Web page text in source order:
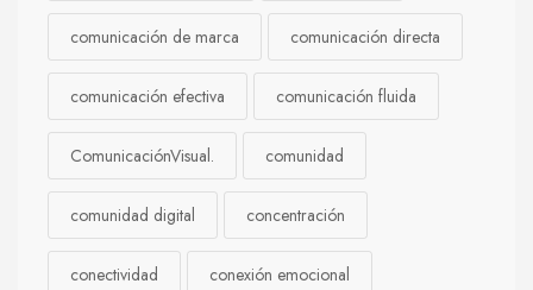
comunicación de marca comunicación directa
comunicación efectiva comunicación fluida
ComunicaciónVisual. comunidad
comunidad digital concentración
conectividad conexión emocional